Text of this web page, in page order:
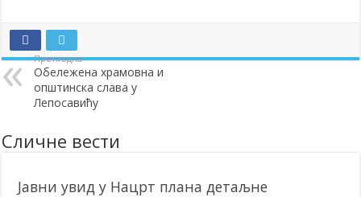
Полагањем венаца и свечаном академијом у Сочаници
Братске и пријатељске општине и грдови уручили поклон
ОБАВЕШТЕЊЕ – Бесплатан СкиПас 2024
Претходна
Обележена храмовна и
општинска слава у
Лепосавићу
Сличне вести
Јавни увид у Нацрт плана детаљне